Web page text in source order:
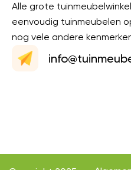
Alle grote
eenvoudig tuinmeubelen
nog vele andere